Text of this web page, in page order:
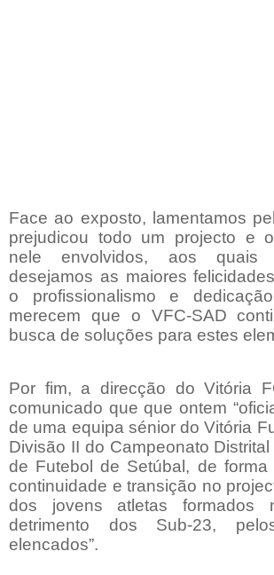
Face ao exposto, lamentamos
prejudicou todo um projecto e
nele envolvidos, aos quais
desejamos as maiores
o profissionalismo e
merecem que o VFC-SAD
busca de soluções para estes
Por fim, a direcção do Vitória
comunicado que que ontem
de uma equipa sénior do Vitória
Divisão II do Campeonato
de Futebol de Setúbal, de forma
continuidade e transição no
dos jovens atletas formados
detrimento dos Sub-23,
elencados”.